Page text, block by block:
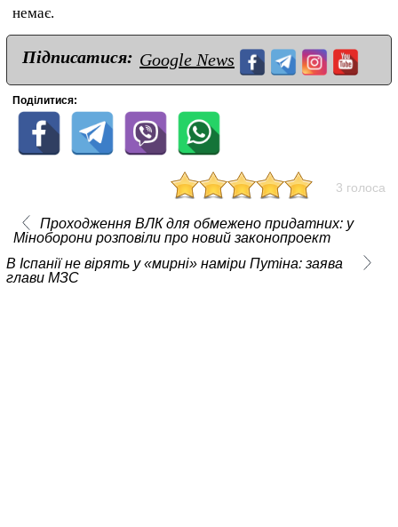
немає.
Підписатися: Google News
Поділитися:
3 голоса
Проходження ВЛК для обмежено придатних: у
Міноборони розповіли про новий законопроект
В Іспанії не вірять у «мирні» наміри Путіна: заява
глави МЗС